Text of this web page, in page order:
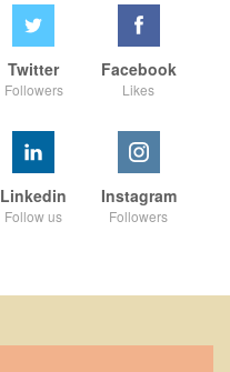
Facebook
Likes
Twitter
Followers
Instagram
Followers
Linkedin
Follow us